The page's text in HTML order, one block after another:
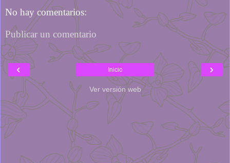
No hay comentarios:
Publicar un comentario
‹ ›
Inicio
Ver versión web